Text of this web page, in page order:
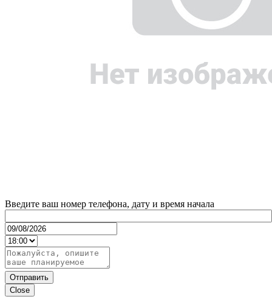
Введите ваш номер телефона, дату и время начала
Отправить
Close